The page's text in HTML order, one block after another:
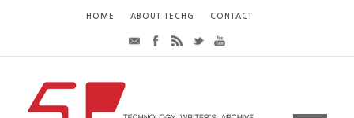
HOME ABOUT TECHG CONTACT